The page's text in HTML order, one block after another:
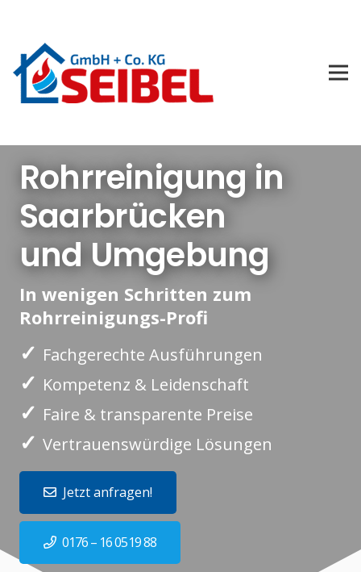
Rohrreinigung in
Saarbrücken
und Umgebung
In wenigen Schritten zum
Rohrreinigungs-Profi
✓ Fachgerechte Ausführungen
✓ Kompetenz & Leidenschaft
✓ Faire & transparente Preise
✓ Vertrauenswürdige Lösungen
Jetzt anfragen!
0176 – 16 0519 88